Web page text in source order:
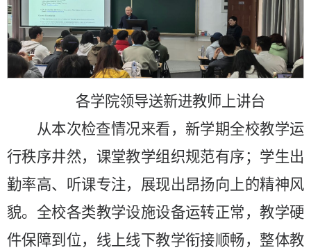
各学院领导送新进教师上讲台
从本次检查情况来看，新学期全校教学运
行秩序井然，课堂教学组织规范有序；学生出
勤率高、听课专注，展现出昂扬向上的精神风
貌。全校各类教学设施设备运转正常，教学硬
件保障到位，线上线下教学衔接顺畅，整体教